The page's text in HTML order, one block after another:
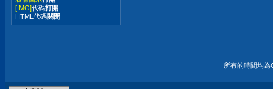
[IMG]代碼打開
HTML代碼關閉
所有的時間均為